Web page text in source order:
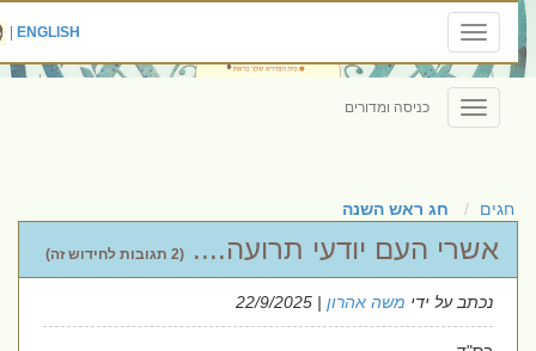
Toggle
navigation
ENGLISH
|
Toggle
navigation
כניסה ומדורים
חגים חג ראש השנה
אשרי העם יודעי תרועה.... (2 תגובות לחידוש זה)
נכתב על ידימשה אהרון| 22/9/2025